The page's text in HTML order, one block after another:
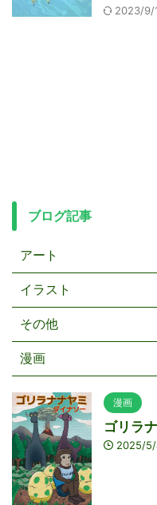
2023/9/
ブログ記事
アート
イラスト
その他
漫画
漫画
ゴリラ
2025/